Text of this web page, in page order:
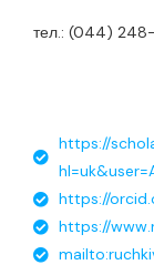
тел.: (044)
https://
https://
https://